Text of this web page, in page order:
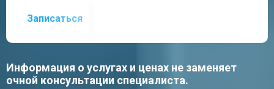
Записаться
Информация о услугах и ценах не заменяет
очной консультации специалиста.